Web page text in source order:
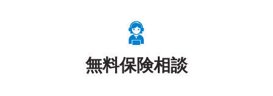
無料保険相談